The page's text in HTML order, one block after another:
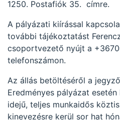
1250. Postafiók 35. címre.
A pályázati kiírással
további tájékoztatást
csoportvezető nyújt a
telefonszámon.
Az állás betöltéséről a
Eredményes pályázat
idejű, teljes munkaidős
kinevezésre kerül sor hat